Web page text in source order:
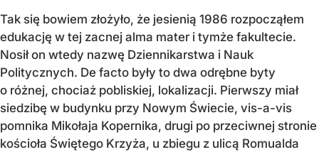
Tak się bowiem złożyło, że jesienią 1986 rozpocząłem
edukację w tej zacnej alma mater i tymże fakultecie.
Nosił on wtedy nazwę Dziennikarstwa i Nauk
Politycznych. De facto były to dwa odrębne byty
o różnej, chociaż pobliskiej, lokalizacji. Pierwszy miał
siedzibę w budynku przy Nowym Świecie, vis-a-vis
pomnika Mikołaja Kopernika, drugi po przeciwnej stronie
kościoła Świętego Krzyża, u zbiegu z ulicą Romualda